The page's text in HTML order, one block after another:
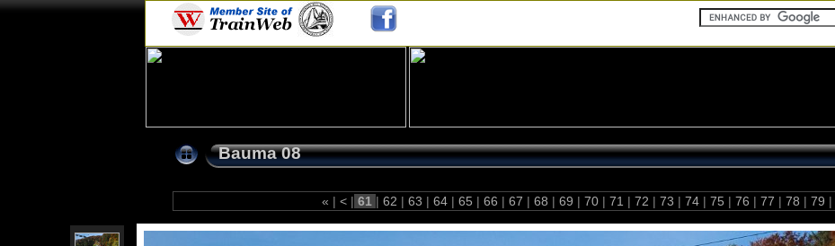
Bauma 08
« | < | 61 | 62 | 63 | 64 | 65 | 66 | 67 | 68 | 69 | 70 | 71 | 72 | 73 | 74 | 75 | 76 | 77 | 78 | 79 |